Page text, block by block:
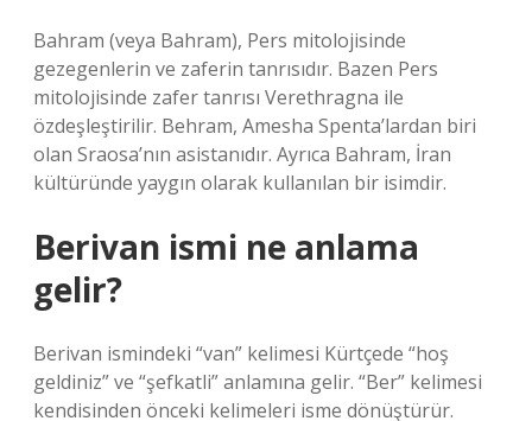
Bahram (veya Bahram), Pers mitolojisinde
gezegenlerin ve zaferin tanrısıdır. Bazen Pers
mitolojisinde zafer tanrısı Verethragna ile
özdeşleştirilir. Behram, Amesha Spenta’lardan biri
olan Sraosa’nın asistanıdır. Ayrıca Bahram, İran
kültüründe yaygın olarak kullanılan bir isimdir.
Berivan ismi ne anlama
gelir?
Berivan ismindeki “van” kelimesi Kürtçede “hoş
geldiniz” ve “şefkatli” anlamına gelir. “Ber” kelimesi
kendisinden önceki kelimeleri isme dönüştürür.